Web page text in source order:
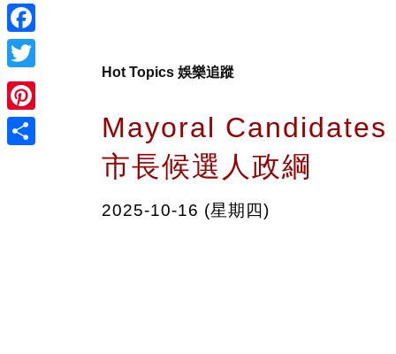
Facebook
Twitter
Pinterest
Hot Topics 娛樂追蹤
Mayoral Candidates
市長候選人政綱
2025-10-16 (星期四)